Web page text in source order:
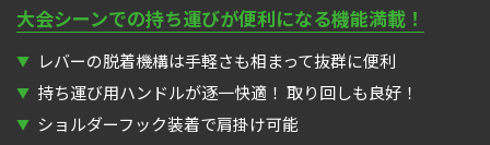
大会シーンでの持ち運びが便利になる機能満載！
レバーの脱着機構は手軽さも相まって抜群に便利
持ち運び用ハンドルが逐一快適！ 取り回しも良好！
ショルダーフック装着で肩掛け可能